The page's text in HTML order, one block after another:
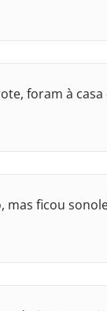
foram à
ficou